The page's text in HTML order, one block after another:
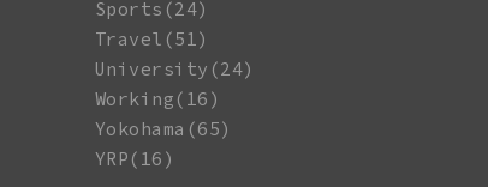
Sports(24)
Travel(51)
University(24)
Working(16)
Yokohama(65)
YRP(16)